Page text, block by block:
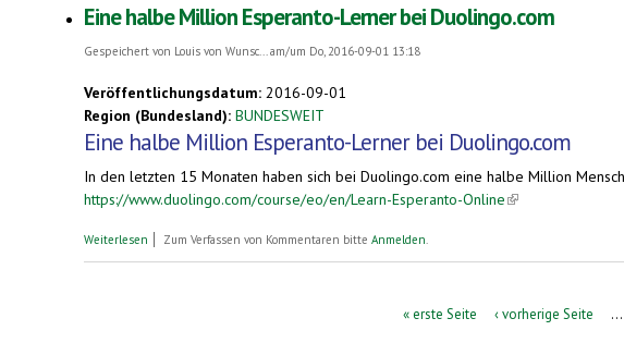
Eine halbe Million Esperanto-Lerner bei Duolingo.com
Gespeichert von Louis von Wunsc... am/um Do, 2016-09-01 13:18
Veröffentlichungsdatum: 2016-09-01
Region (Bundesland): BUNDESWEIT
Eine halbe Million Esperanto-Lerner bei Duolingo.com
In den letzten 15 Monaten haben sich bei Duolingo.com eine halbe Million
https://www.duolingo.com/course/eo/en/Learn-Esperanto-Online(link is external)
Weiterlesen über Eine halbe Million Esperanto-Lerner bei Duolingo.com
Zum Verfassen von Kommentaren bitte Anmelden
« erste Seite ‹ vorherige Seite …